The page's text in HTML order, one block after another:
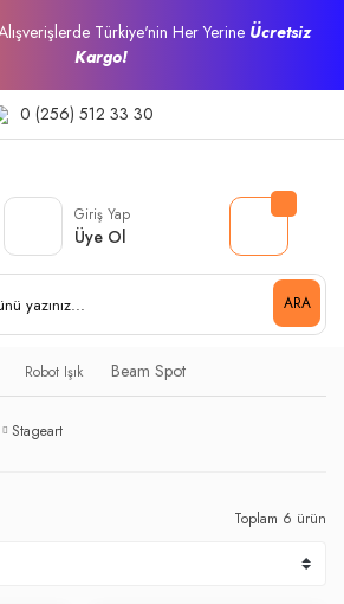
Türkiye'nin Her Yerine Ücretsiz
Kargo!
0 (256) 512 33 30
ARA
Giriş Yap
Üye Ol
Robot Işık Beam Spot
Stageart
Toplam 6 ürün